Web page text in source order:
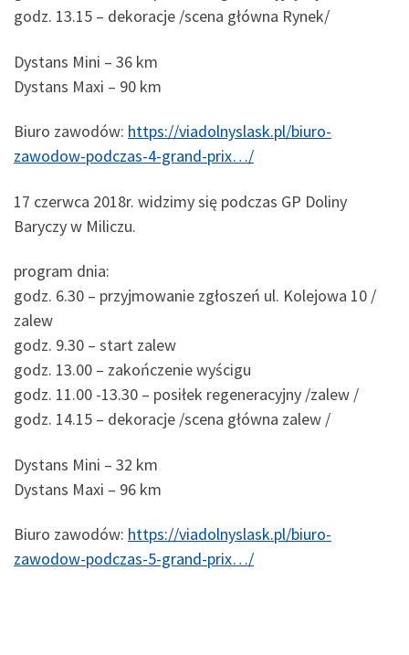
godz. 13.15 – dekoracje /scena główna Rynek/
Dystans Mini – 36 km
Dystans Maxi – 90 km
Biuro zawodów: https://viadolnyslask.pl/biuro-
zawodow-podczas-4-grand-prix…/
17 czerwca 2018r. widzimy się podczas GP Doliny
Baryczy w Miliczu.
program dnia:
godz. 6.30 – przyjmowanie zgłoszeń ul. Kolejowa 10 /
zalew
godz. 9.30 – start zalew
godz. 13.00 – zakończenie wyścigu
godz. 11.00 -13.30 – posiłek regeneracyjny /zalew /
godz. 14.15 – dekoracje /scena główna zalew /
Dystans Mini – 32 km
Dystans Maxi – 96 km
Biuro zawodów: https://viadolnyslask.pl/biuro-
zawodow-podczas-5-grand-prix…/